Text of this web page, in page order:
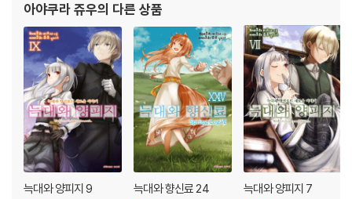
아야쿠라 쥬우의 다른 상품
늑대와 양피지 9 늑대와 향신료 24 늑대와 양피지 7